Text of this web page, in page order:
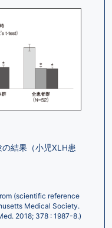
結果（小児XLH患
(scientific reference
Medical Society.
2018; 378 : 1987-8.)